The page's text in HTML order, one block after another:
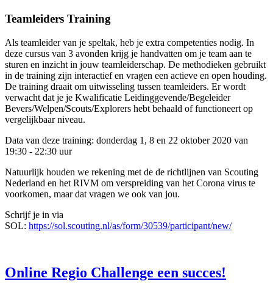
Teamleiders Training
Als teamleider van je speltak, heb je extra competenties nodig. In
deze cursus van 3 avonden krijg je handvatten om je team aan te
sturen en inzicht in jouw teamleiderschap. De methodieken gebruikt
in de training zijn interactief en vragen een actieve en open houding.
De training draait om uitwisseling tussen teamleiders. Er wordt
verwacht dat je je Kwalificatie Leidinggevende/Begeleider
Bevers/Welpen/Scouts/Explorers hebt behaald of functioneert op
vergelijkbaar niveau.
Data van deze training: donderdag 1, 8 en 22 oktober 2020 van
19:30 - 22:30 uur
Natuurlijk houden we rekening met de de richtlijnen van Scouting
Nederland en het RIVM om verspreiding van het Corona virus te
voorkomen, maar dat vragen we ook van jou.
Schrijf je in via
SOL: https://sol.scouting.nl/as/form/30539/participant/new/
Online Regio Challenge een succes!